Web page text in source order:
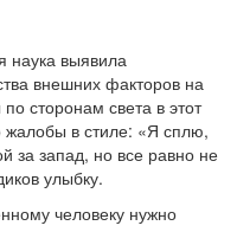
наука выявила
внешних факторов на
сторонам света в этот
жалобы в стиле: «Я сплю,
за запад, но все равно не
улыбку.
человеку нужно